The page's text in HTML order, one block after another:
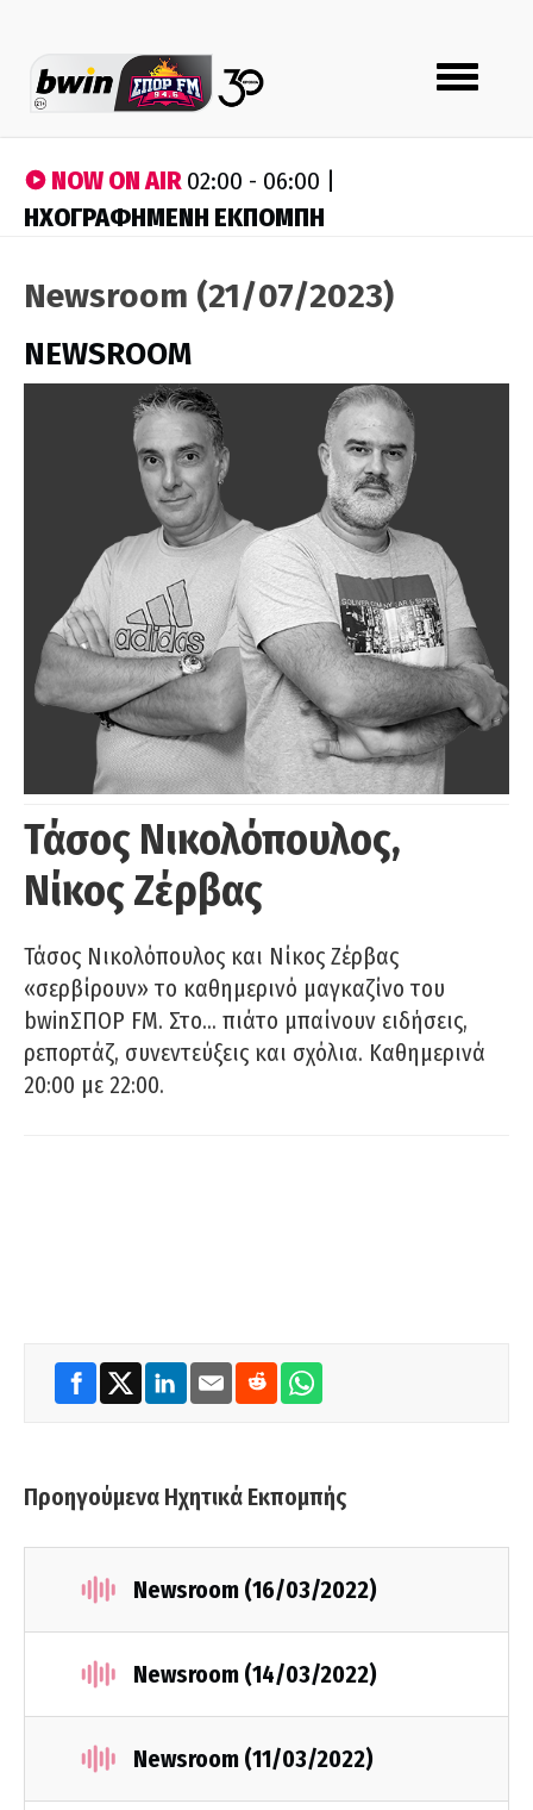
Toggle
navigation
NOW ON AIR02:00 - 06:00 |
ΗΧΟΓΡΑΦΗΜΕΝΗ ΕΚΠΟΜΠΗ
Newsroom (21/07/2023)
NEWSROOM
Τάσος Νικολόπουλος,
Νίκος Ζέρβας
Τάσος Νικολόπουλος και Νίκος Ζέρβας
«σερβίρουν» το καθημερινό μαγκαζίνο του
bwinΣΠΟΡ FM. Στο… πιάτο μπαίνουν ειδήσεις,
ρεπορτάζ, συνεντεύξεις και σχόλια. Καθημερινά
20:00 με 22:00.
Προηγούμενα Ηχητικά Εκπομπής
Newsroom (16/03/2022)
Newsroom (14/03/2022)
Newsroom (11/03/2022)